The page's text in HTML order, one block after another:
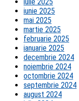
iulie 2025
iunie 2025
mai 2025
martie 2025
februarie 2025
ianuarie 2025
decembrie 2024
noiembrie 2024
octombrie 2024
septembrie 2024
august 2024